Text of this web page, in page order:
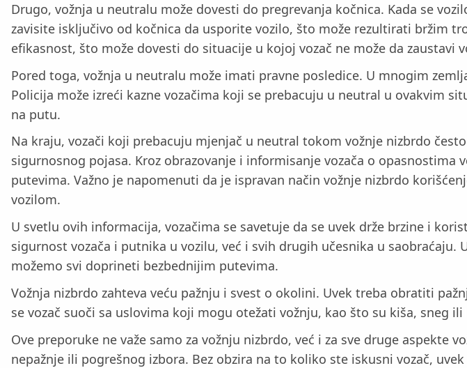
Drugo, vožnja u neutralu može dovesti do pregrevanja kočnica. Kada se
zavisite isključivo od kočnica da usporite vozilo, što može rezultirati bržim
efikasnost, što može dovesti do situacije u kojoj vozač ne može da zaustavi
Pored toga, vožnja u neutralu može imati pravne posledice. U mnogim
Policija može izreći kazne vozačima koji se prebacuju u neutral u ovakvim
na putu.
Na kraju, vozači koji prebacuju mjenjač u neutral tokom vožnje nizbrdo
sigurnosnog pojasa. Kroz obrazovanje i informisanje vozača o
putevima. Važno je napomenuti da je ispravan način vožnje nizbrdo
vozilom.
U svetlu ovih informacija, vozačima se savetuje da se uvek drže brzine i
sigurnost vozača i putnika u vozilu, već i svih drugih učesnika u
možemo svi doprineti bezbednijim putevima.
Vožnja nizbrdo zahteva veću pažnju i svest o okolini. Uvek treba obratiti
se vozač suoči sa uslovima koji mogu otežati vožnju, kao što su kiša, sneg
Ove preporuke ne važe samo za vožnju nizbrdo, već i za sve druge aspekte
nepažnje ili pogrešnog izbora. Bez obzira na to koliko ste iskusni vozač,